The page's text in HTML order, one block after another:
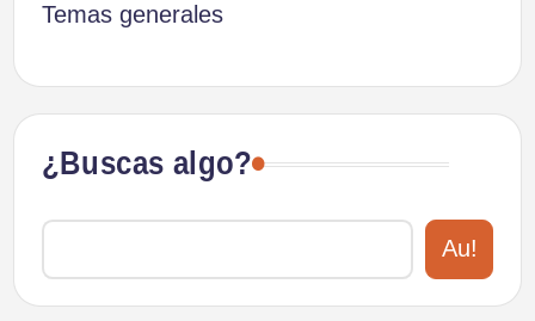
Temas generales
¿Buscas algo?
Au!